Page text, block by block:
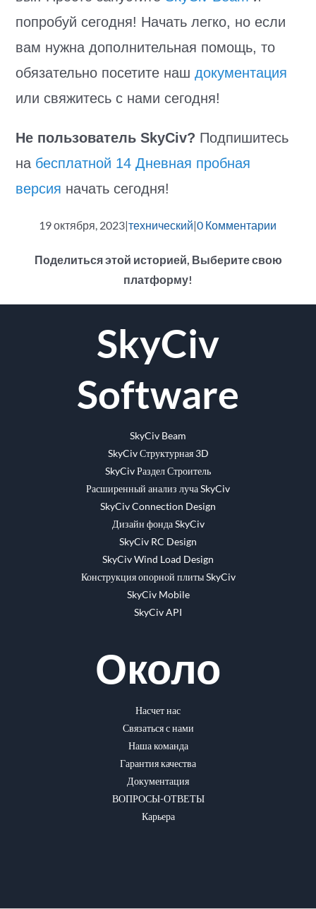
попробуй сегодня! Начать легко, но если
вам нужна дополнительная помощь, то
обязательно посетите нашдокументация
или свяжитесь с нами сегодня!
Не пользователь SkyCiv? Подпишитесь
на бесплатной 14 Дневная пробная
версия начать сегодня!
19 октября, 2023|технический|0 Комментарии
Поделиться этой историей, Выберите свою
платформу!
адрес
SkyCiv
Software
SkyCiv Beam
SkyCiv Структурная 3D
SkyCiv Раздел Строитель
Расширенный анализ луча SkyCiv
SkyCiv Connection Design
Дизайн фонда SkyCiv
SkyCiv RC Design
SkyCiv Wind Load Design
Конструкция опорной плиты SkyCiv
SkyCiv Mobile
SkyCiv API
Около
Насчет нас
Связаться с нами
Наша команда
Гарантия качества
Документация
ВОПРОСЫ-ОТВЕТЫ
Карьера